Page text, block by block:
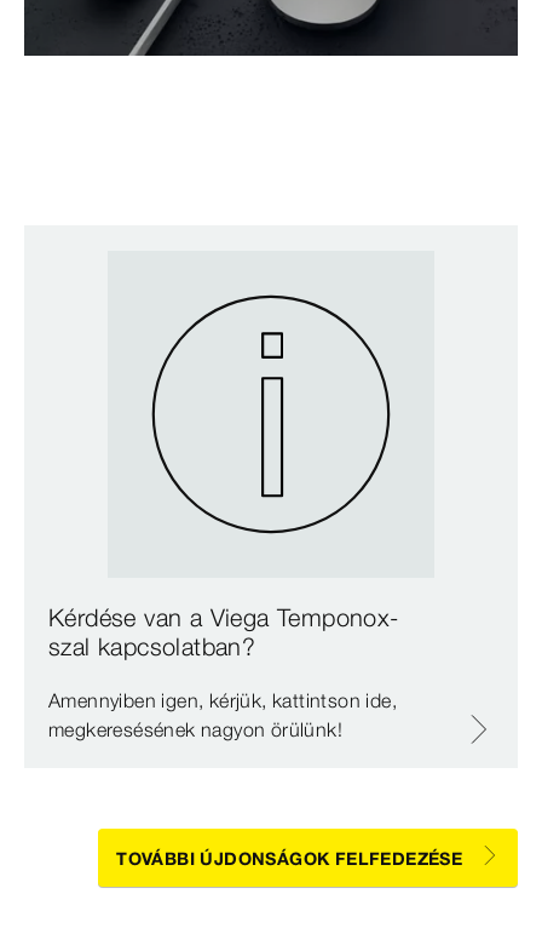
Kérdése van a Viega Temponox-
szal kapcsolatban?
Amennyiben igen, kérjük, kattintson ide,
megkeresésének nagyon örülünk!
TOVÁBBI ÚJDONSÁGOK FELFEDEZÉSE